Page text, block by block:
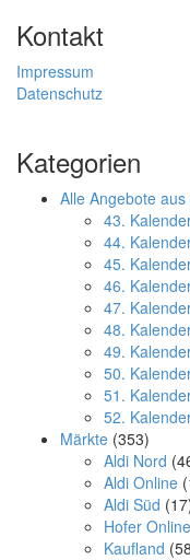
Kontakt
Impressum
Datenschutz
Kategorien
Alle Angebote
43.
44.
45.
46.
47.
48.
49.
50.
51.
52.
Märkte (353)
Aldi Nord
Aldi Online
Aldi Süd
Hofer Online
Kaufland